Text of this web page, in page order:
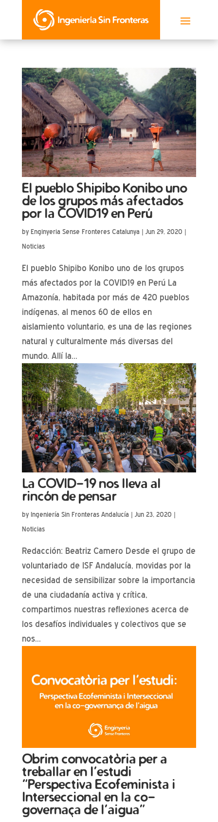
El pueblo Shipibo Konibo uno
de los grupos más afectados
por la COVID19 en Perú
by Enginyeria Sense Fronteres Catalunya | Jun 29, 2020 |
Noticias
El pueblo Shipibo Konibo uno de los grupos
más afectados por la COVID19 en Perú La
Amazonía, habitada por más de 420 pueblos
indígenas, al menos 60 de ellos en
aislamiento voluntario, es una de las regiones
natural y culturalmente más diversas del
mundo. Allí la...
La COVID-19 nos lleva al
rincón de pensar
by Ingeniería Sin Fronteras Andalucía | Jun 23, 2020 |
Noticias
Redacción: Beatriz Camero Desde el grupo de
voluntariado de ISF Andalucía, movidas por la
necesidad de sensibilizar sobre la importancia
de una ciudadanía activa y crítica,
compartimos nuestras reflexiones acerca de
los desafíos individuales y colectivos que se
nos...
Obrim convocatòria per a
treballar en l’estudi
“Perspectiva Ecofeminista i
Interseccional en la co-
governaça de l’aigua”